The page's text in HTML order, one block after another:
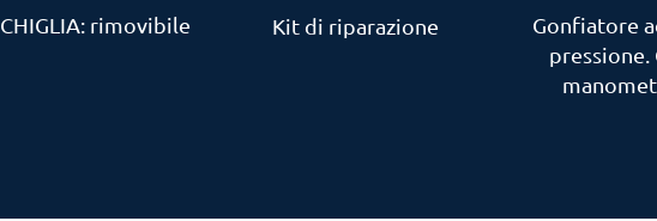
CHIGLIA: rimovibile Kit di riparazione
Gonfiatore
pressione.